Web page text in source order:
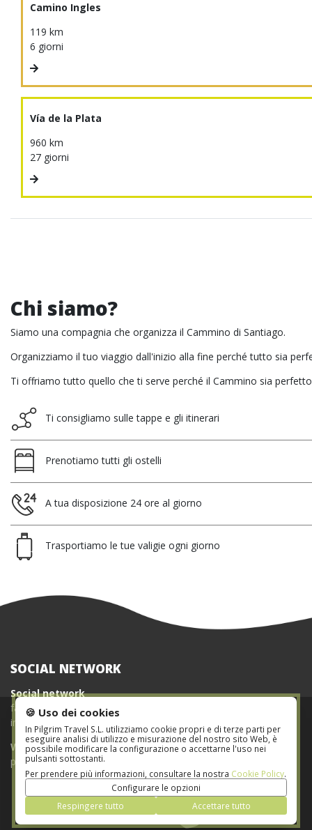
Camino Ingles
119 km
6 giorni
Vía de la Plata
960 km
27 giorni
Chi siamo?
Siamo una compagnia che organizza il Cammino di Santiago.
Organizziamo il tuo viaggio dall'inizio alla fine perché tutto sia
Ti offriamo tutto quello che ti serve perché il Cammino sia
Ti consigliamo sulle tappe e gli itinerari
Prenotiamo tutti gli ostelli
A tua disposizione 24 ore al giorno
Trasportiamo le tue valigie ogni giorno
SOCIAL NETWORK
Social network
facebook.com/pilgrim.es
instagram.com/pilgrim.es
Website
pilgrim.es
🍪 Uso dei cookies
In Pilgrim Travel S.L. utilizziamo cookie propri e di terze parti per
eseguire analisi di utilizzo e misurazione del nostro sito Web, è
possibile modificare la configurazione o accettarne l'uso nei
pulsanti sottostanti.
Per prendere più informazioni, consultare la nostra Cookie Policy.
Configurare le opzioni
Respingere tutto
Accettare tutto